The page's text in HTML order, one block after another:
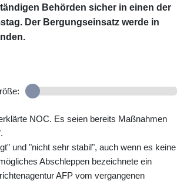
Behörden sicher in einen der
Der Bergungseinsatz werde in
NOC. Es seien bereits Maßnahmen
und "nicht sehr stabil", auch wenn es keine
Abschleppen bezeichnete ein
AFP vom vergangenen